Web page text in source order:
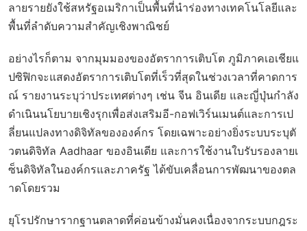
ลายรายยังใช้สหรัฐอเมริกาเป็นพื้นที่นำร่องทางเทคโนโลยีและ
พื้นที่ลำดับความสำคัญเชิงพาณิชย์
อย่างไรก็ตาม จากมุมมองของอัตราการเติบโต ภูมิภาคเอเชียแ
ปซิฟิกจะแสดงอัตราการเติบโตที่เร็วที่สุดในช่วงเวลาที่คาดการ
ณ์ รายงานระบุว่าประเทศต่างๆ เช่น จีน อินเดีย และญี่ปุ่นกำลัง
ดำเนินนโยบายเชิงรุกเพื่อส่งเสริมอี-กอฟเวิร์นเมนต์และการเป
ลี่ยนแปลงทางดิจิทัลขององค์กร โดยเฉพาะอย่างยิ่งระบบระบุตั
วตนดิจิทัล Aadhaar ของอินเดีย และการใช้งานใบรับรองลายเ
ซ็นดิจิทัลในองค์กรและภาครัฐ ได้ขับเคลื่อนการพัฒนาของตล
าดโดยรวม
ยุโรปรักษารากฐานตลาดที่ค่อนข้างมั่นคงเนื่องจากระบบกฎระ